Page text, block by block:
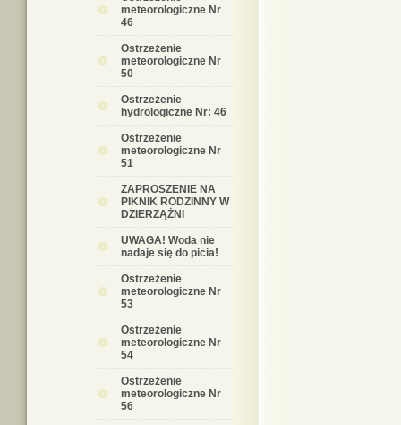
meteorologiczne Nr
46
Ostrzeżenie
meteorologiczne Nr
50
Ostrzeżenie
hydrologiczne Nr: 46
Ostrzeżenie
meteorologiczne Nr
51
ZAPROSZENIE NA
PIKNIK RODZINNY W
DZIERZĄŻNI
UWAGA! Woda nie
nadaje się do picia!
Ostrzeżenie
meteorologiczne Nr
53
Ostrzeżenie
meteorologiczne Nr
54
Ostrzeżenie
meteorologiczne Nr
56